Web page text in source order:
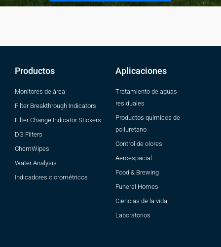
Productos
Monitores de área
Filter Breakthrough Indicators
Filter Change Indicator Stickers
DG Filters
ChemWipes
Water Analysis
Indicadores clorométricos
Aplicaciones
Tratamiento de aguas
residuales
Productos químicos de
poliuretano
Control de olores
Aeroespacial
Food & Brewing
Funeral Homes
Ciencias de la vida
Laboratorios